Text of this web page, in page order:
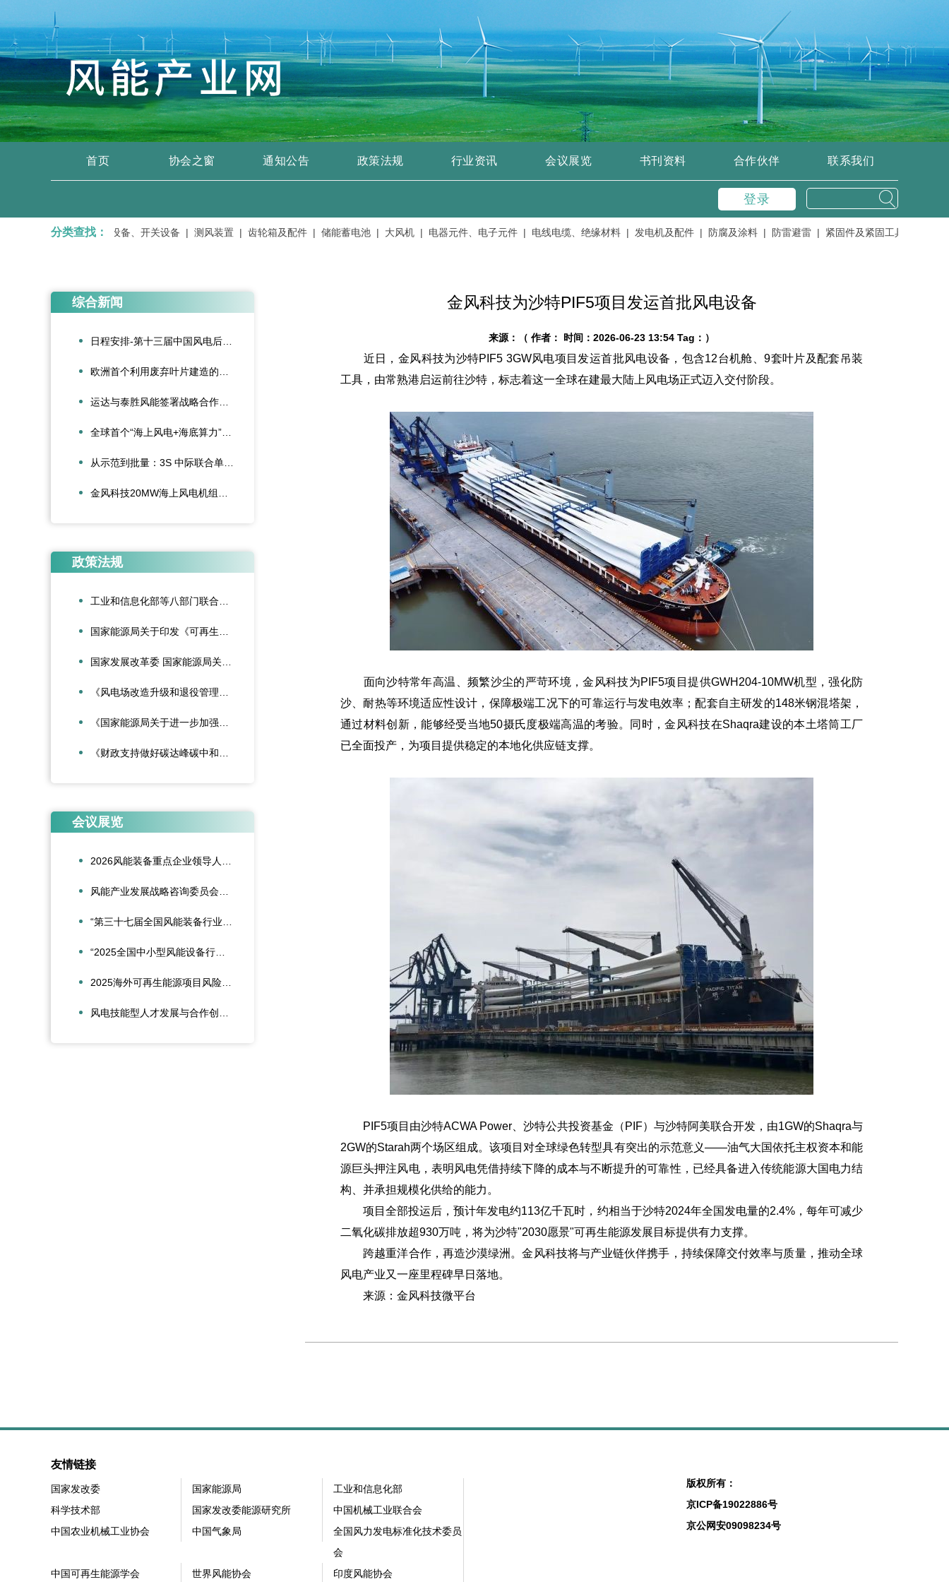
首页 协会之窗 通知公告 政策法规 行业资讯 会议展览 书刊资料 合作伙伴 联系我们
登录
分类查找：
变压器、输变电设备、开关设备 | 测风装置 | 齿轮箱及配件 | 储能蓄电池 | 大风机 | 电器元件、电子元件 | 电线电缆、绝缘材料 | 发电机及配件 | 防腐及涂料 | 防雷避雷 | 紧固件及紧固工具 |
综合新闻
政策法规
会议展览
金风科技为沙特PIF5项目发运首批风电设备
来源：（ 作者： 时间：2026-06-23 13:54 Tag：）
近日，金风科技为沙特PIF5 3GW风电项目发运首批风电设备，包含12台机舱、9套叶片及配套吊装
工具，由常熟港启运前往沙特，标志着这一全球在建最大陆上风电场正式迈入交付阶段。
面向沙特常年高温、频繁沙尘的严苛环境，金风科技为PIF5项目提供GWH204-10MW机型，强化防
沙、耐热等环境适应性设计，保障极端工况下的可靠运行与发电效率；配套自主研发的148米钢混塔架，
通过材料创新，能够经受当地50摄氏度极端高温的考验。同时，金风科技在Shaqra建设的本土塔筒工厂
已全面投产，为项目提供稳定的本地化供应链支撑。
PIF5项目由沙特ACWA Power、沙特公共投资基金（PIF）与沙特阿美联合开发，由1GW的Shaqra与
2GW的Starah两个场区组成。该项目对全球绿色转型具有突出的示范意义——油气大国依托主权资本和能
源巨头押注风电，表明风电凭借持续下降的成本与不断提升的可靠性，已经具备进入传统能源大国电力结
构、并承担规模化供给的能力。
项目全部投运后，预计年发电约113亿千瓦时，约相当于沙特2024年全国发电量的2.4%，每年可减少
二氧化碳排放超930万吨，将为沙特"2030愿景"可再生能源发展目标提供有力支撑。
跨越重洋合作，再造沙漠绿洲。金风科技将与产业链伙伴携手，持续保障交付效率与质量，推动全球
风电产业又一座里程碑早日落地。
来源：金风科技微平台
友情链接
国家发改委 国家能源局
工业和信息化部
科学技术部
国家发改委能源研究所
中国机械工业联合会
中国农业机械工业协会
中国气象局
全国风力发电标准化技术委员
会
中国可再生能源学会
世界风能协会 印度风能协会
版权所有：
京ICP备19022886号
京公网安09098234号